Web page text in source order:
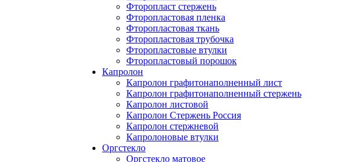
Фторопласт стержень
Фторопластовая пленка
Фторопластовая ткань
Фторопластовая трубочка
Фторопластовые втулки
Фторопластовый порошок
Капролон
Капролон графитонаполненный лист
Капролон графитонаполненный стержень
Капролон листовой
Капролон Стержень Россия
Капролон стержневой
Капролоновые втулки
Оргстекло
Оргстекло матовое